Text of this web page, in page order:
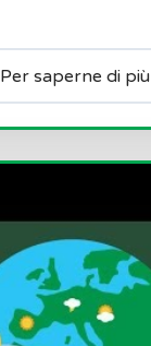
Per saperne di più